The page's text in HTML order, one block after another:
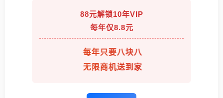
88元解锁10年VIP
每年仅8.8元
每年只要八块八
无限商机送到家